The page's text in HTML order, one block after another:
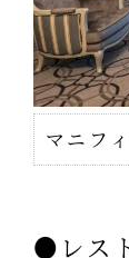
マニフ
●レス